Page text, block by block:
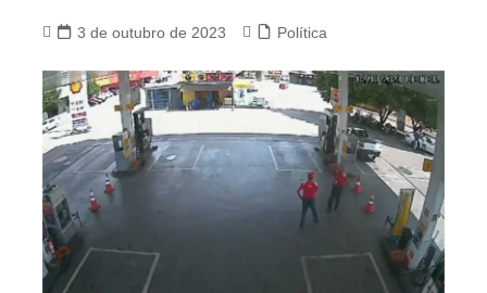
3 de outubro de 2023 Política